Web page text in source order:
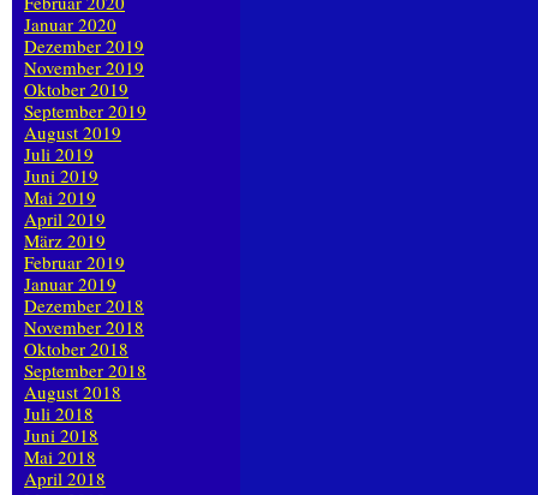
Januar 2020
Dezember 2019
November 2019
Oktober 2019
September 2019
August 2019
Juli 2019
Juni 2019
Mai 2019
April 2019
März 2019
Februar 2019
Januar 2019
Dezember 2018
November 2018
Oktober 2018
September 2018
August 2018
Juli 2018
Juni 2018
Mai 2018
April 2018